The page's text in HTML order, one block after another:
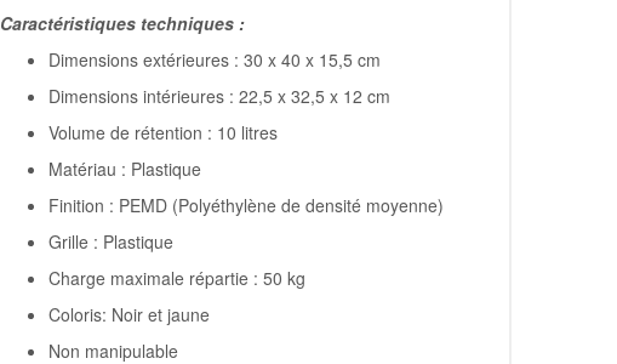
Caractéristiques techniques :
Dimensions extérieures : 30 x 40 x 15,5 cm
Dimensions intérieures : 22,5 x 32,5 x 12 cm
Volume de rétention : 10 litres
Matériau : Plastique
Finition : PEMD (Polyéthylène de densité moyenne)
Grille : Plastique
Charge maximale répartie : 50 kg
Coloris: Noir et jaune
Non manipulable